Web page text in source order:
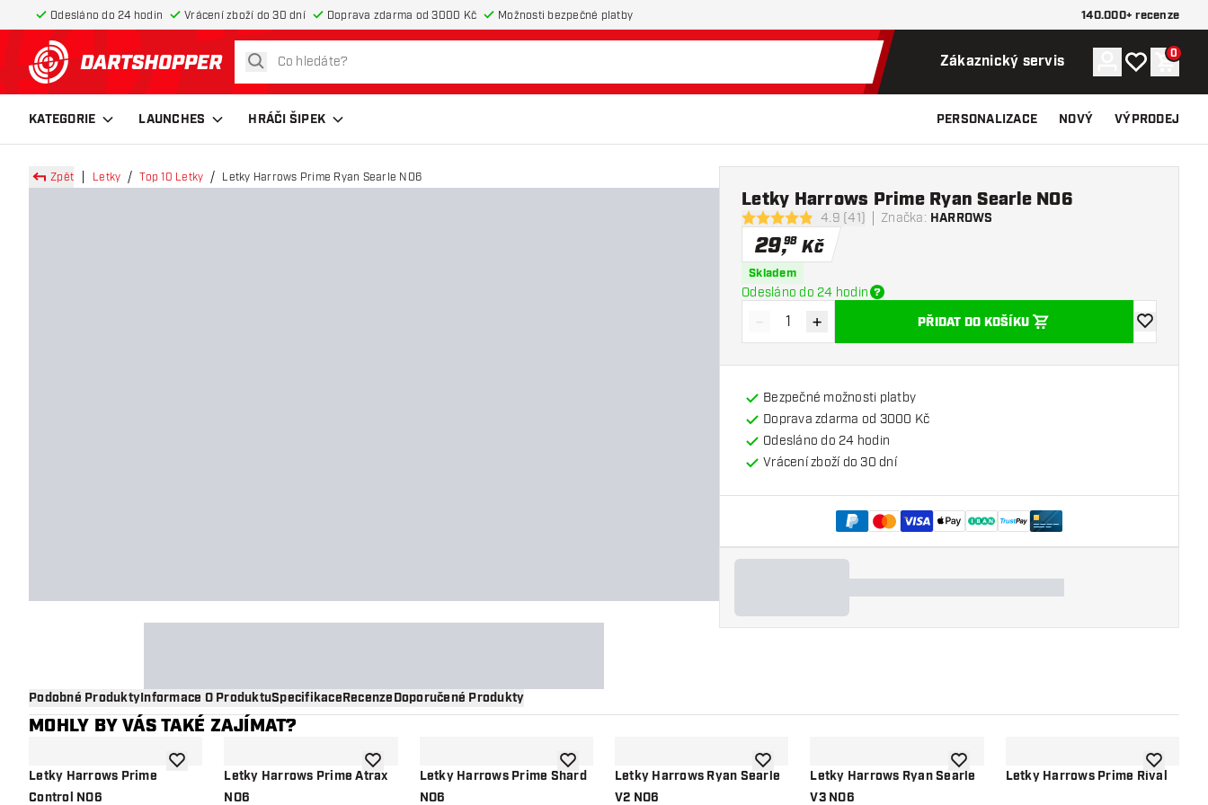
Odesláno do 24 hodin Vrácení zboží do 30 dní Doprava zdarma od 3000 Kč Možnosti bezpečné platby 140.000+ recenze
Zpět na hlavní stránku
hledat Zákaznický servis ÚčetMůj seznam
0
KATEGORIE LAUNCHES HRÁČI ŠIPEK PERSONALIZACE NOVÝ VÝPRODEJ
Zpět Letky Top 10 Letky Letky Harrows Prime Ryan Searle NO6
4.9 hodnoticí hvězdičky
4.9 (41) Značka: HARROWS
Letky Harrows Prime Ryan Searle NO6
29,98 Kč
Skladem
Odesláno do 24 hodin
Snížit množství
- Zvýšit množství
+ PŘIDAT DO KOŠÍKU
Přidat do
Bezpečné možnosti platby
Doprava zdarma od 3000 Kč
Odesláno do 24 hodin
Vrácení zboží do 30 dní
Podobné ProduktyInformace O ProduktuSpecifikaceRecenzeDoporučené Produkty
MOHLY BY VÁS TAKÉ ZAJÍMAT?
Letky Harrows Prime
Control NO6
Přidat do seznamu přání
Letky Harrows Prime Atrax
NO6
Přidat do seznamu přání
Letky Harrows Prime Shard
NO6
Přidat do seznamu přání
Letky Harrows Ryan Searle
V2 NO6
Přidat do seznamu přání
Letky Harrows Ryan Searle
V3 NO6
Přidat do seznamu přání
Letky Harrows Prime RivalPřidat do